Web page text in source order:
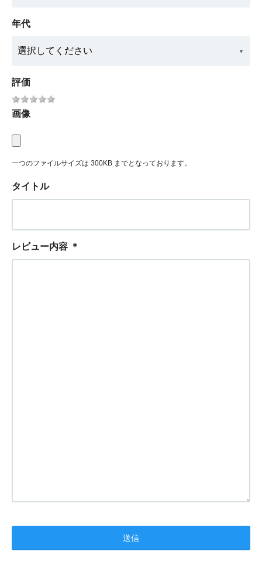
年代
評価
画像
一つのファイルサイズは 300KB までとなっております。
タイトル
レビュー内容 ＊